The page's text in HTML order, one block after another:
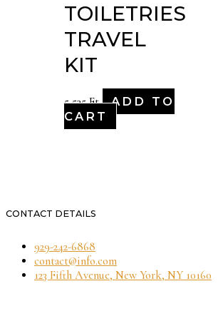
TOILETRIES
TRAVEL
KIT
5,535Ft
ADD TO
CART
CONTACT DETAILS
929-242-6868
contact@info.com
123 Fifth Avenue, New York, NY 10160